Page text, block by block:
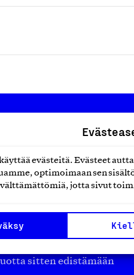
evästeitä. Evästeet
optimoimaan sen
välttämättömiä, jotta sivut
kansainvälisiin
sitten edistämään